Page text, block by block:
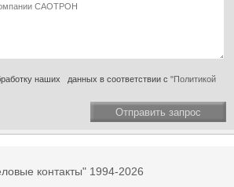
наших данных в соответствии с "Политикой
Отправить запрос
контакты" 1994-2026